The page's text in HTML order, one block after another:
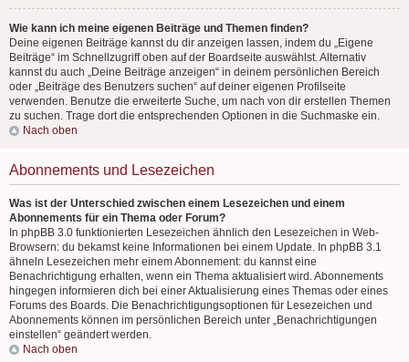
Wie kann ich meine eigenen Beiträge und Themen finden?
Deine eigenen Beiträge kannst du dir anzeigen lassen, indem du „Eigene
Beiträge“ im Schnellzugriff oben auf der Boardseite auswählst. Alternativ
kannst du auch „Deine Beiträge anzeigen“ in deinem persönlichen Bereich
oder „Beiträge des Benutzers suchen“ auf deiner eigenen Profilseite
verwenden. Benutze die erweiterte Suche, um nach von dir erstellen Themen
zu suchen. Trage dort die entsprechenden Optionen in die Suchmaske ein.
Nach oben
Abonnements und Lesezeichen
Was ist der Unterschied zwischen einem Lesezeichen und einem
Abonnements für ein Thema oder Forum?
In phpBB 3.0 funktionierten Lesezeichen ähnlich den Lesezeichen in Web-
Browsern: du bekamst keine Informationen bei einem Update. In phpBB 3.1
ähneln Lesezeichen mehr einem Abonnement: du kannst eine
Benachrichtigung erhalten, wenn ein Thema aktualisiert wird. Abonnements
hingegen informieren dich bei einer Aktualisierung eines Themas oder eines
Forums des Boards. Die Benachrichtigungsoptionen für Lesezeichen und
Abonnements können im persönlichen Bereich unter „Benachrichtigungen
einstellen“ geändert werden.
Nach oben